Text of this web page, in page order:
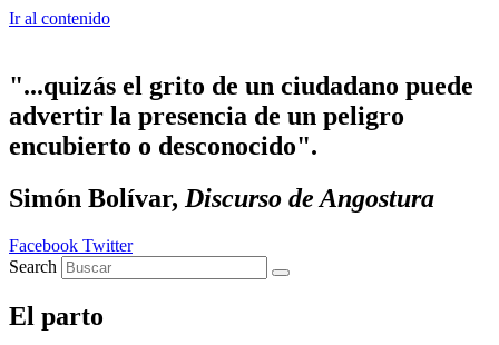
Ir al contenido
"...quizás el grito de un ciudadano puede
advertir la presencia de un peligro
encubierto o desconocido".
Simón Bolívar, Discurso de Angostura
Facebook Twitter
Search
El parto